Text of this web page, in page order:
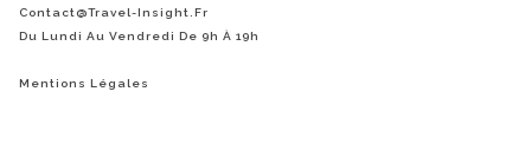
Contact@Travel-Insight.fr
Du Lundi Au Vendredi De 9h À 19h
Mentions Légales